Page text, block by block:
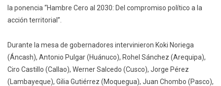
la ponencia “Hambre Cero al 2030: Del compromiso político a la
acción territorial”.
Durante la mesa de gobernadores intervinieron Koki Noriega
(Áncash), Antonio Pulgar (Huánuco), Rohel Sánchez (Arequipa),
Ciro Castillo (Callao), Werner Salcedo (Cusco), Jorge Pérez
(Lambayeque), Gilia Gutiérrez (Moquegua), Juan Chombo (Pasco),